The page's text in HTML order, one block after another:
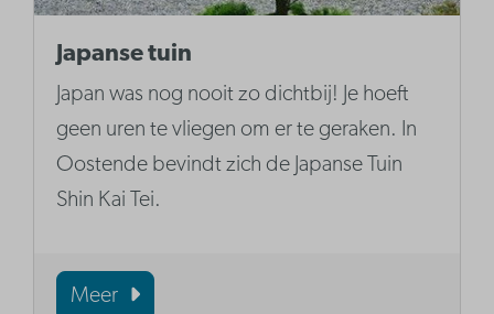
Japanse tuin
Japan was nog nooit zo dichtbij! Je hoeft
geen uren te vliegen om er te geraken. In
Oostende bevindt zich de Japanse Tuin
Shin Kai Tei.
Meer